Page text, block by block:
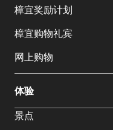
樟宜奖励计划
樟宜购物礼宾
网上购物
体验
景点